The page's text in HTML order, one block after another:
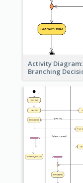
Activity Diagram:
Branching